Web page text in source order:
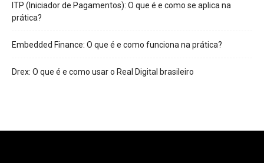
ITP (Iniciador de Pagamentos): O que é e como se aplica na
prática?
Embedded Finance: O que é e como funciona na prática?
Drex: O que é e como usar o Real Digital brasileiro